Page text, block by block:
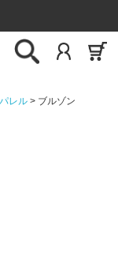
レル > ブルゾン